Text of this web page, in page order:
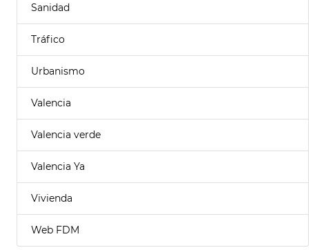
Sanidad
Tráfico
Urbanismo
Valencia
Valencia verde
Valencia Ya
Vivienda
Web FDM